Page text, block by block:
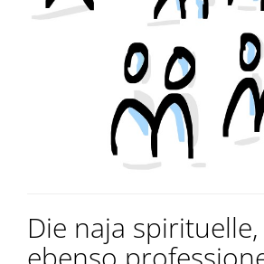
Die naja